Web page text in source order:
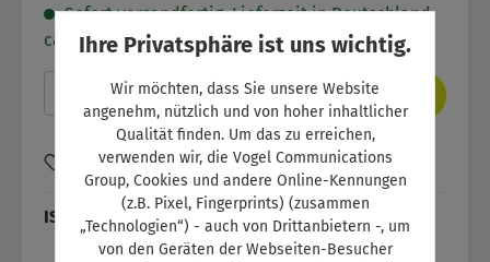
Sofort versandfertig. Lieferzeit in Deutschland
ca. 2- 5 Werktage.
Produkt Anzahl: Gib den gewünschten
In den Warenkorb
Zum Merkzettel hinzufügen
ISBN: SW11219
Ihre Privatsphäre ist uns wichtig.
Wir möchten, dass Sie unsere Website
angenehm, nützlich und von hoher inhaltlicher
Qualität finden. Um das zu erreichen,
verwenden wir, die Vogel Communications
Group, Cookies und andere Online-Kennungen
(z.B. Pixel, Fingerprints) (zusammen
„Technologien“) - auch von Drittanbietern -, um
von den Geräten der Webseiten-Besucher